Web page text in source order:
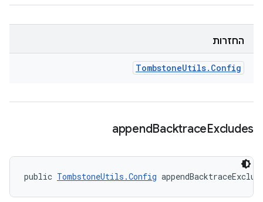
החזרות
TombstoneUtils. Config
appendBacktraceExcludes
public TombstoneUtils.Config